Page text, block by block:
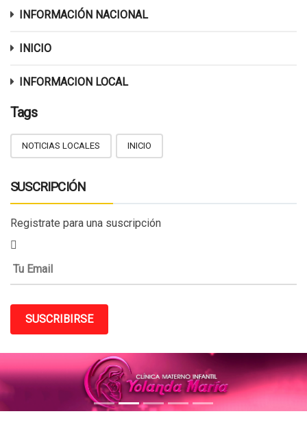
INFORMACIÓN NACIONAL
INICIO
INFORMACION LOCAL
Tags
NOTICIAS LOCALES INICIO
SUSCRIPCIÓN
Registrate para una suscripción
SUSCRIBIRSE